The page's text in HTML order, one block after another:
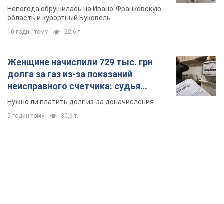
Непогода обрушилась на Ивано-Франковскую
область и курортный Буковель
10 годин тому 22,6 т.
Женщине начислили 729 тыс. грн
долга за газ из-за показаний
неисправного счетчика: судья
вынес неожиданное решение
Нужно ли платить долг из-за доначисления
5 годин тому 30,6 т.